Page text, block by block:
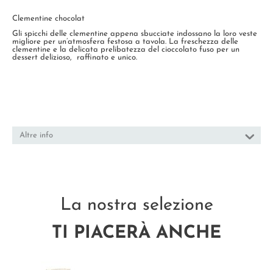
Clementine chocolat
Gli spicchi delle clementine appena sbucciate indossano la loro veste
migliore per un’atmosfera festosa a tavola. La freschezza delle
clementine e la delicata prelibatezza del cioccolato fuso per un
dessert delizioso, raffinato e unico.
Altre info
La nostra selezione
TI PIACERÀ ANCHE